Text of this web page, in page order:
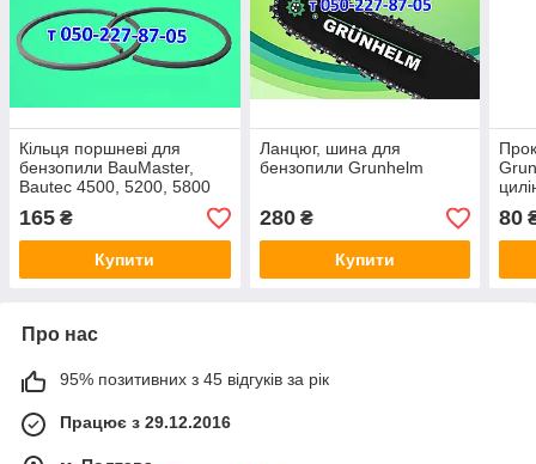
Кільця поршневі для
бензопили BauMaster,
Bautec 4500, 5200, 5800
165 ₴
Купити
Ланцюг, шина для
бензопили Grunhelm
280₴
Купити
80
Про нас
95% позитивних з 45 відгуків за рік
Працює з 29.12.2016